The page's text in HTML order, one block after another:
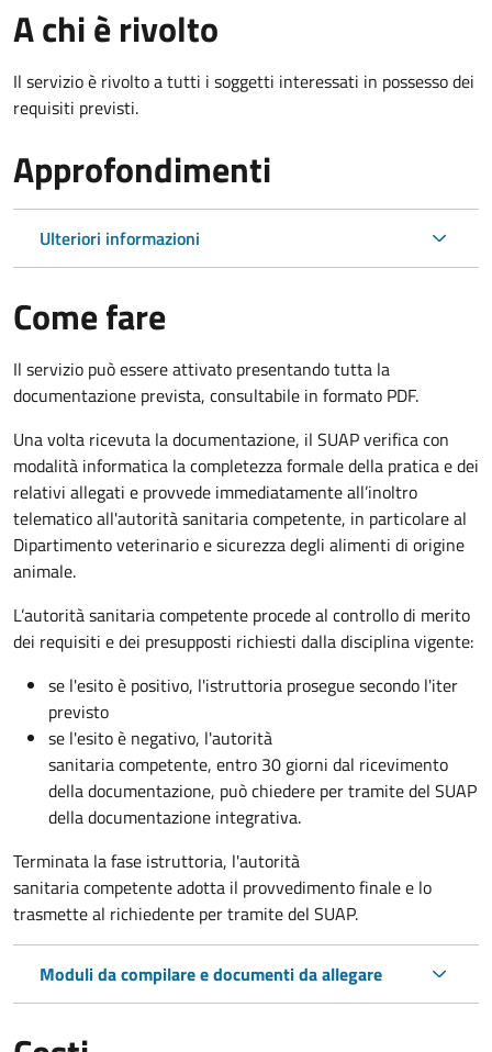
A chi è rivolto
Il servizio è rivolto a tutti i soggetti interessati in possesso dei
requisiti previsti.
Approfondimenti
Ulteriori informazioni
Come fare
Il servizio può essere attivato presentando tutta la
documentazione prevista, consultabile in formato PDF.
Una volta ricevuta la documentazione, il SUAP verifica con
modalità informatica la completezza formale della pratica e dei
relativi allegati e provvede immediatamente all’inoltro
telematico all'autorità sanitaria competente, in particolare al
Dipartimento veterinario e sicurezza degli alimenti di origine
animale.
L’autorità sanitaria competente procede al controllo di merito
dei requisiti e dei presupposti richiesti dalla disciplina vigente:
se l'esito è positivo, l'istruttoria prosegue secondo l'iter
previsto
se l'esito è negativo, l'autorità
sanitaria competente, entro 30 giorni dal ricevimento
della documentazione, può chiedere per tramite del SUAP
della documentazione integrativa.
Terminata la fase istruttoria, l'autorità
sanitaria competente adotta il provvedimento finale e lo
trasmette al richiedente per tramite del SUAP.
Moduli da compilare e documenti da allegare